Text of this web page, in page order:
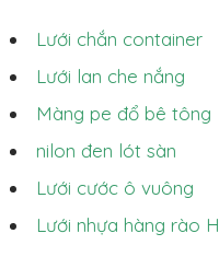
Lưới chắn container
Lưới lan che nắng
Màng pe đổ bê tông
nilon đen lót sàn
Lưới cước ô vuông
Lưới nhựa hàng rào